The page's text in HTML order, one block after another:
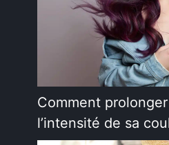
Comment
l’intensité de sa